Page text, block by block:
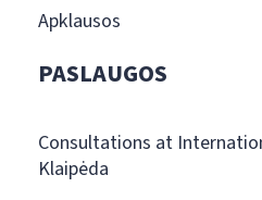
Apklausos
PASLAUGOS
Consultations at
Klaipėda